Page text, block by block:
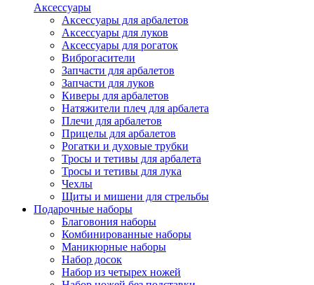
Аксессуары
Аксессуары для арбалетов
Аксессуары для луков
Аксессуары для рогаток
Виброгасители
Запчасти для арбалетов
Запчасти для луков
Киверы для арбалетов
Натяжители плеч для арбалета
Плечи для арбалетов
Прицелы для арбалетов
Рогатки и духовые трубки
Тросы и тетивы для арбалета
Тросы и тетивы для лука
Чехлы
Щиты и мишени для стрельбы
Подарочные наборы
Благовония наборы
Комбинированные наборы
Маникюрные наборы
Набор досок
Набор из четырех ножей